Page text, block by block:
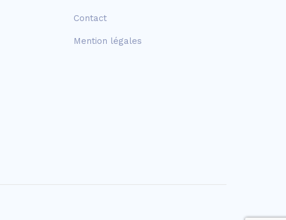
Contact
Mention légales